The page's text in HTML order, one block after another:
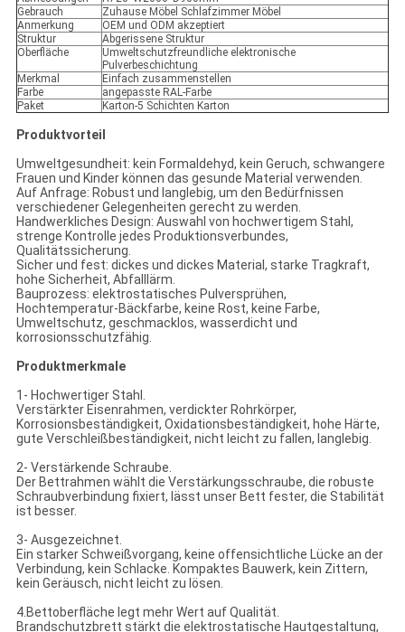
Gebrauch
Zuhause Möbel Schlafzimmer Möbel
Anmerkung
OEM und ODM akzeptiert
Struktur
Abgerissene Struktur
Oberfläche
Umweltschutzfreundliche elektronische
Pulverbeschichtung
Merkmal
Einfach zusammenstellen
Farbe
angepasste RAL-Farbe
Paket
Karton-5 Schichten Karton
Produktvorteil
Umweltgesundheit: kein Formaldehyd, kein Geruch, schwangere
Frauen und Kinder können das gesunde Material verwenden.
Auf Anfrage: Robust und langlebig, um den Bedürfnissen
verschiedener Gelegenheiten gerecht zu werden.
Handwerkliches Design: Auswahl von hochwertigem Stahl,
strenge Kontrolle jedes Produktionsverbundes,
Qualitätssicherung.
Sicher und fest: dickes und dickes Material, starke Tragkraft,
hohe Sicherheit, Abfalllärm.
Bauprozess: elektrostatisches Pulversprühen,
Hochtemperatur-Bäckfarbe, keine Rost, keine Farbe,
Umweltschutz, geschmacklos, wasserdicht und
korrosionsschutzfähig.
Produktmerkmale
1- Hochwertiger Stahl.
Verstärkter Eisenrahmen, verdickter Rohrkörper,
Korrosionsbeständigkeit, Oxidationsbeständigkeit, hohe Härte,
gute Verschleißbeständigkeit, nicht leicht zu fallen, langlebig.
2- Verstärkende Schraube.
Der Bettrahmen wählt die Verstärkungsschraube, die robuste
Schraubverbindung fixiert, lässt unser Bett fester, die Stabilität
ist besser.
3- Ausgezeichnet.
Ein starker Schweißvorgang, keine offensichtliche Lücke an der
Verbindung, kein Schlacke. Kompaktes Bauwerk, kein Zittern,
kein Geräusch, nicht leicht zu lösen.
4.Bettoberfläche legt mehr Wert auf Qualität.
Brandschutzbrett stärkt die elektrostatische Hautgestaltung,